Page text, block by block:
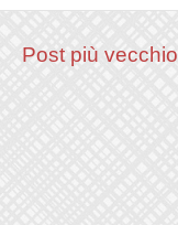
Post più vecchio